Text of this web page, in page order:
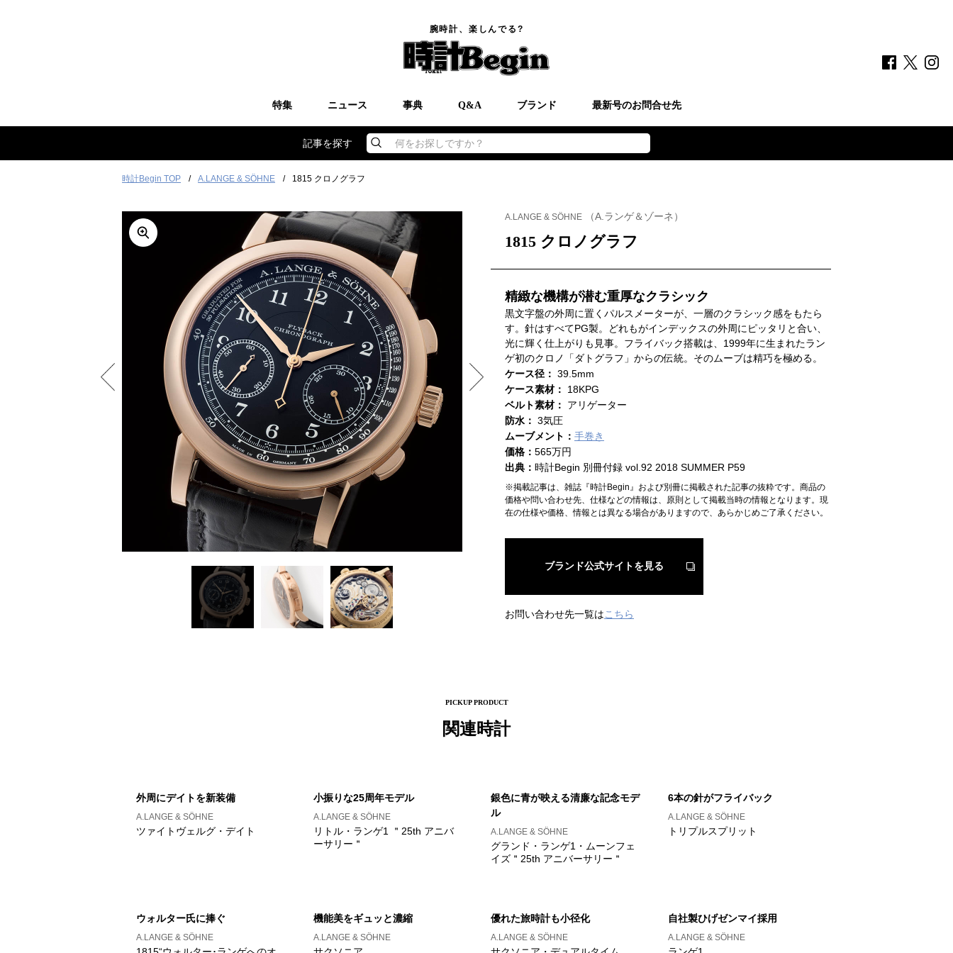
腕時計、楽しんでる?
特集 ニュース 事典 Q&A ブランド 最新号のお問合せ先
記事を探す 何をお探しですか？
時計Begin TOP A.LANGE & SÖHNE 1815 クロノグラフ
A.LANGE & SÖHNE （A.ランゲ＆ゾーネ）
1815 クロノグラフ
精緻な機構が潜む重厚なクラシック
黒文字盤の外周に置くパルスメーターが、一層のクラシック感をもたら
す。針はすべてPG製。どれもがインデックスの外周にピッタリと合い、
光に輝く仕上がりも見事。フライバック搭載は、1999年に生まれたラン
ゲ初のクロノ「ダトグラフ」からの伝統。そのムーブは精巧を極める。
ケース径： 39.5mm
ケース素材： 18KPG
ベルト素材： アリゲーター
防水： 3気圧
ムーブメント： 手巻き
価格： 565万円
出典： 時計Begin 別冊付録 vol.92 2018 SUMMER P59
※掲載記事は、雑誌『時計Begin』および別冊に掲載された記事の抜粋です。商品の
価格や問い合わせ先、仕様などの情報は、原則として掲載当時の情報となります。現
在の仕様や価格、情報とは異なる場合がありますので、あらかじめご了承ください。
ブランド公式サイトを見る
お問い合わせ先一覧はこちら
PICKUP PRODUCT
関連時計
外周にデイトを新装備
A.LANGE & SÖHNE
ツァイトヴェルグ・デイト
小振りな25周年モデル
A.LANGE & SÖHNE
リトル・ランゲ1 ＂25th アニバ
ーサリー＂
銀色に青が映える清廉な記念モデ
ル
A.LANGE & SÖHNE
グランド・ランゲ1・ムーンフェ
イズ＂25th アニバーサリー＂
6本の針がフライバック
A.LANGE & SÖHNE
トリプルスプリット
ウォルター氏に捧ぐ
A.LANGE & SÖHNE
機能美をギュッと濃縮
A.LANGE & SÖHNE
優れた旅時計も小径化
A.LANGE & SÖHNE
自社製ひげゼンマイ採用
A.LANGE & SÖHNE